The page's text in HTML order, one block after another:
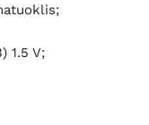
1.5 V;